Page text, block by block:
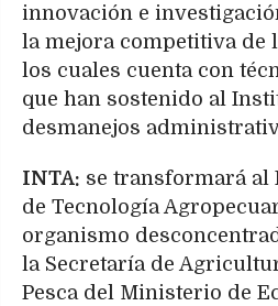
innovación e
la mejora competitiva de
los cuales cuenta con
que han sostenido al
desmanejos
INTA: se transformará al
de Tecnología
organismo
la Secretaría de
Pesca del Ministerio de